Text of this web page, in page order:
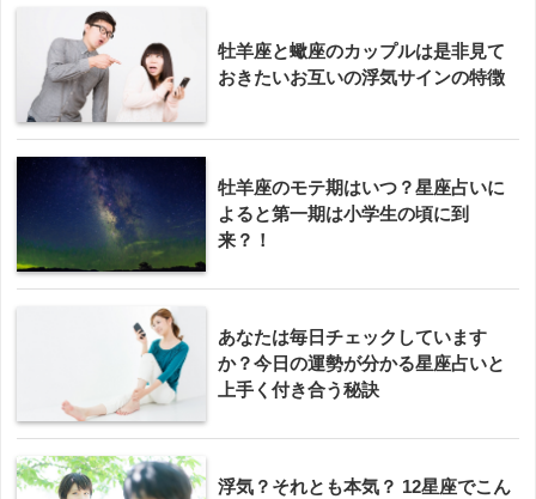
牡羊座と蠍座のカップルは是非見て
おきたいお互いの浮気サインの特徴
牡羊座のモテ期はいつ？星座占いに
よると第一期は小学生の頃に到
来？！
あなたは毎日チェックしています
か？今日の運勢が分かる星座占いと
上手く付き合う秘訣
浮気？それとも本気？ 12星座でこん